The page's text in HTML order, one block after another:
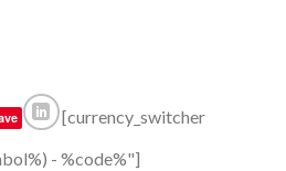
[currency_switcher
- %code%"]